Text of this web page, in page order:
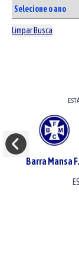
Limpar Busca
Barra Mansa